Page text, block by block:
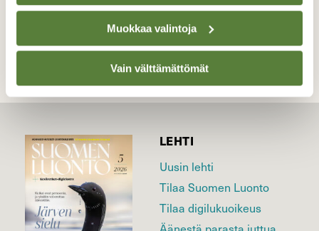
Muokkaa valintoja
Vain välttämättömät
TAKAISIN LISTAAN
LEHTI
Uusin lehti
Tilaa Suomen Luonto
Tilaa digilukuoikeus